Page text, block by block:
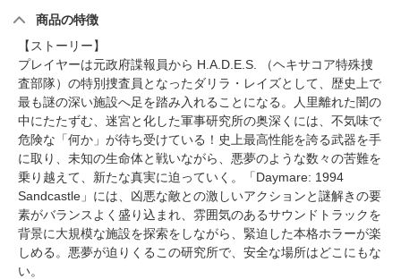
商品の特徴
【ストーリー】
プレイヤーは元政府諜報員から H.A.D.E.S. （ヘキサコア特殊捜
査部隊）の特別捜査員となったダリラ・レイズとして、歴史上で
最も謎の深い施設へ足を踏み入れることになる。人里離れた闇の
中にたたずむ、迷宮と化した軍事研究所の奥深くには、不気味で
危険な「何か」が待ち受けている！史上最高性能を誇る武器を手
に取り、未知の生命体と戦いながら、悪夢のような数々の苦難を
乗り越えて、新たな真実に迫っていく。「Daymare: 1994
Sandcastle」には、凶悪な敵との激しいアクションと謎解きの要
素がバランスよく盛り込まれ、雰囲気のあるサウンドトラックを
背景に大規模な施設を探索をしながら、緊迫した本格ホラーが楽
しめる。悪夢が迫りくるこの研究所で、安全な場所はどこにもな
い。